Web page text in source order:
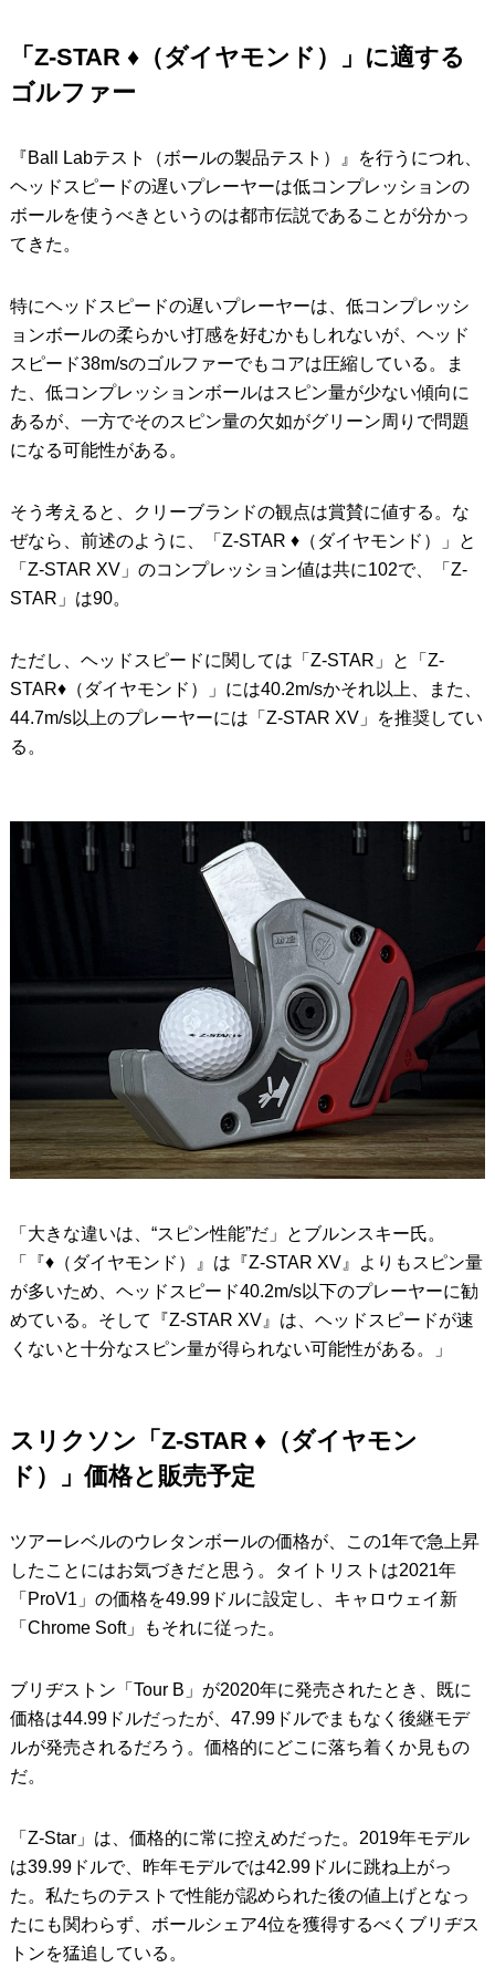
「Z-STAR ♦︎（ダイヤモンド）」に適する
ゴルファー
『Ball Labテスト（ボールの製品テスト）』を行うにつれ、
ヘッドスピードの遅いプレーヤーは低コンプレッションの
ボールを使うべきというのは都市伝説であることが分かっ
てきた。
特にヘッドスピードの遅いプレーヤーは、低コンプレッシ
ョンボールの柔らかい打感を好むかもしれないが、ヘッド
スピード38m/sのゴルファーでもコアは圧縮している。ま
た、低コンプレッションボールはスピン量が少ない傾向に
あるが、一方でそのスピン量の欠如がグリーン周りで問題
になる可能性がある。
そう考えると、クリーブランドの観点は賞賛に値する。な
ぜなら、前述のように、「Z-STAR ♦︎（ダイヤモンド）」と
「Z-STAR XV」のコンプレッション値は共に102で、「Z-
STAR」は90。
ただし、ヘッドスピードに関しては「Z-STAR」と「Z-
STAR♦︎（ダイヤモンド）」には40.2m/sかそれ以上、また、
44.7m/s以上のプレーヤーには「Z-STAR XV」を推奨してい
る。
「大きな違いは、“スピン性能”だ」とブルンスキー氏。
「『♦︎（ダイヤモンド）』は『Z-STAR XV』よりもスピン量
が多いため、ヘッドスピード40.2m/s以下のプレーヤーに勧
めている。そして『Z-STAR XV』は、ヘッドスピードが速
くないと十分なスピン量が得られない可能性がある。」
スリクソン「Z-STAR ♦︎（ダイヤモン
ド）」価格と販売予定
ツアーレベルのウレタンボールの価格が、この1年で急上昇
したことにはお気づきだと思う。タイトリストは2021年
「ProV1」の価格を49.99ドルに設定し、キャロウェイ新
「Chrome Soft」もそれに従った。
ブリヂストン「Tour B」が2020年に発売されたとき、既に
価格は44.99ドルだったが、47.99ドルでまもなく後継モデ
ルが発売されるだろう。価格的にどこに落ち着くか見もの
だ。
「Z-Star」は、価格的に常に控えめだった。2019年モデル
は39.99ドルで、昨年モデルでは42.99ドルに跳ね上がっ
た。私たちのテストで性能が認められた後の値上げとなっ
たにも関わらず、ボールシェア4位を獲得するべくブリヂス
トンを猛追している。